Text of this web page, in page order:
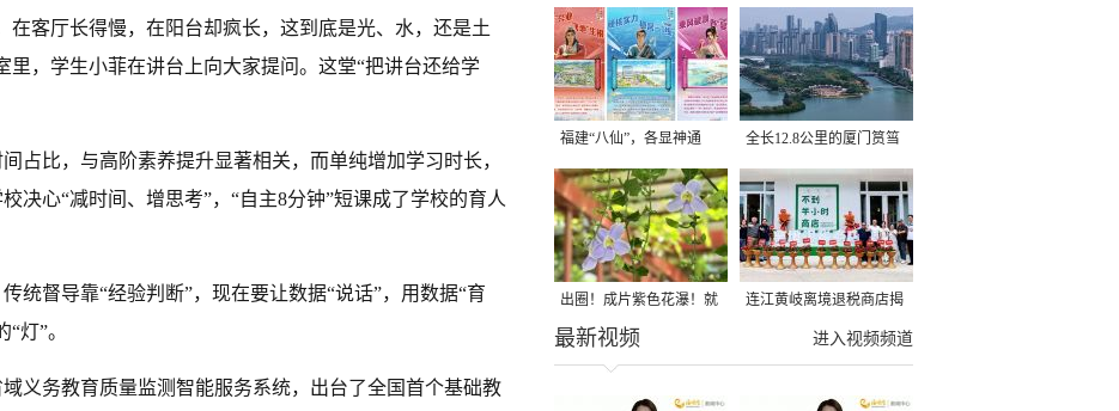
在客厅长得慢，在阳台却疯长，这到底是光、水，还是土
里，学生小菲在讲台上向大家提问。这堂“把讲台还给学
占比，与高阶素养提升显著相关，而单纯增加学习时长，
决心“减时间、增思考”，“自主8分钟”短课成了学校的育人
统督导靠“经验判断”，现在要让数据“说话”，用数据“育
灯”。
义务教育质量监测智能服务系统，出台了全国首个基础教
福建“八仙”，各显神通 全长12.8公里的厦门筼筜
湖健身步道全线贯通
出圈！成片紫色花瀑！就
在光明港公园
连江黄岐离境退税商店揭
进入视频频道
最新视频